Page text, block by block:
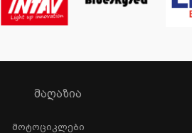
ᲛᲐᲦᲐᲖᲘᲐ
Მოტოციკლები